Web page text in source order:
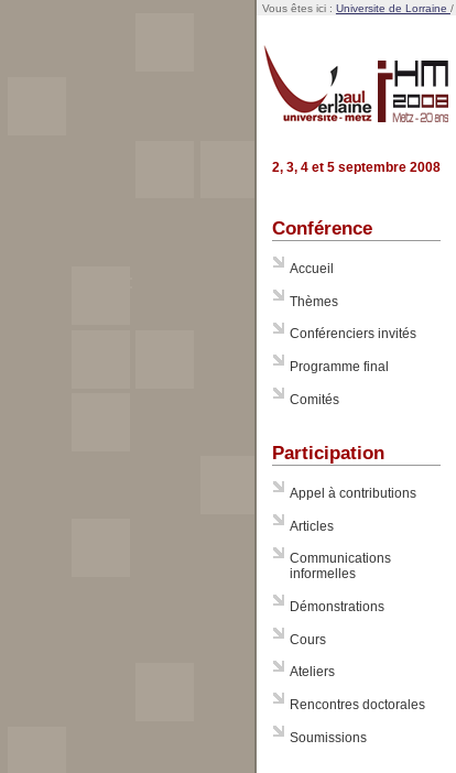
Vous êtes ici : Universite de Lorraine /
2, 3, 4 et 5 septembre 2008
Conférence
Accueil
Thèmes
Conférenciers invités
Programme final
Comités
Participation
Appel à contributions
Articles
Communications
informelles
Démonstrations
Cours
Ateliers
Rencontres doctorales
Soumissions